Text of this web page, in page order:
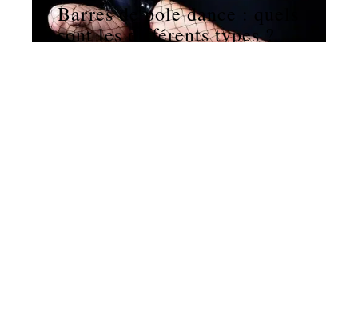
Barres de pole dance : quels
sont les différents types ?